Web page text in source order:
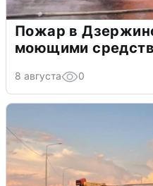
Пожар в
моющими
8 августа 0